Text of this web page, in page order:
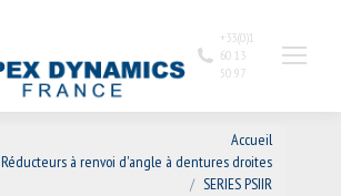
+33(0)1
60 13
50 97
Accueil
Réducteurs à renvoi d'angle à dentures droites
SERIES PSIIR